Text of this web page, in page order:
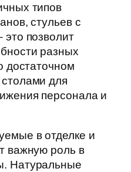
типов
стульев с
это позволит
разных
достаточном
для
персонала и
в отделке и
важную роль в
Натуральные